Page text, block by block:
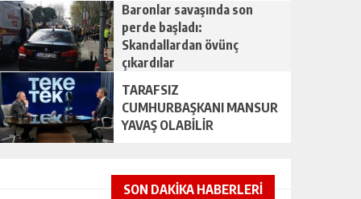
Baronlar savaşında son
perde başladı:
Skandallardan övünç
çıkardılar
TARAFSIZ
CUMHURBAŞKANI MANSUR
YAVAŞ OLABİLİR
SON DAKİKA HABERLERİ